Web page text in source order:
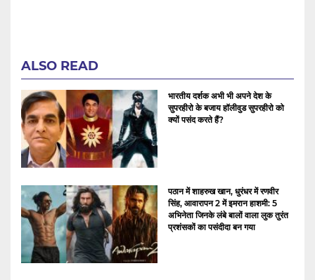
ALSO READ
भारतीय दर्शक अभी भी अपने देश के
सुपरहीरो के बजाय हॉलीवुड सुपरहीरो को
क्यों पसंद करते हैं?
पठान में शाहरुख खान, धुरंधर में रणवीर
सिंह, आवारापन 2 में इमरान हाशमी: 5
अभिनेता जिनके लंबे बालों वाला लुक तुरंत
प्रशंसकों का पसंदीदा बन गया